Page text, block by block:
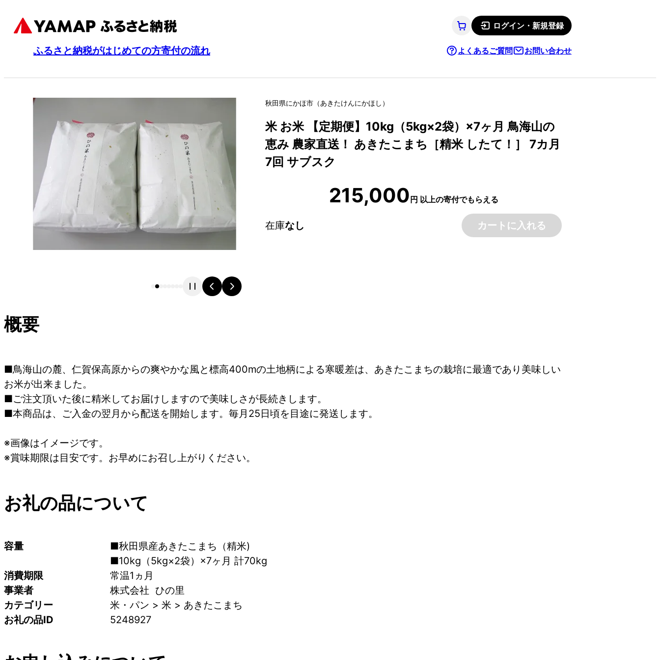
ログイン・新規登録
ふるさと納税がはじめての方寄付の流れ よくあるご質問 お問い合わせ
秋田県にかほ市 （あきたけんにかほし ）
米 お米 【定期便】10kg（5kg×2袋）×7ヶ月 鳥海山の
恵み 農家直送！ あきたこまち［精米 したて！］ 7カ月
7回 サブスク
215,000円 以上の寄付でもらえる
在庫なし カートに入れる
概要
■鳥海山の麓、仁賀保高原からの爽やかな風と標高400mの土地柄による寒暖差は、あきたこまちの栽培に最適であり美味しい
お米が出来ました。
■ご注文頂いた後に精米してお届けしますので美味しさが長続きします。
■本商品は、ご入金の翌月から配送を開始します。毎月25日頃を目途に発送します。
※画像はイメージです。
※賞味期限は目安です。お早めにお召し上がりください。
お礼の品について
容量
■秋田県産あきたこまち（精米)
■10kg（5kg×2袋）×7ヶ月 計70kg
消費期限
常温1ヵ月
事業者
株式会社  ひの里
カテゴリー
米・パン > 米 > あきたこまち
お礼の品ID
5248927